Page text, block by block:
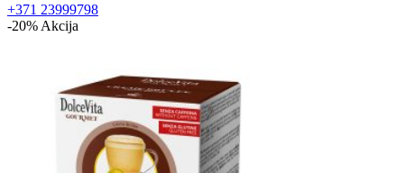
+371 23999798
-20% Akcija